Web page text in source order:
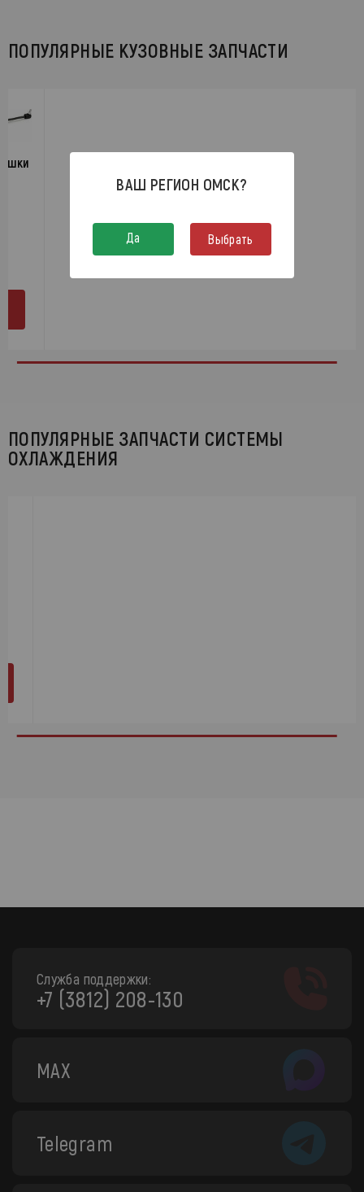
ПОПУЛЯРНЫЕ КУЗОВНЫЕ ЗАПЧАСТИ
ПОПУЛЯРНЫЕ ЗАПЧАСТИ СИСТЕМЫ
ОХЛАЖДЕНИЯ
Служба поддержки:
+7 (3812) 208-130
MAX
Telegram
ВАШ РЕГИОН ОМСК?
Да Выбрать